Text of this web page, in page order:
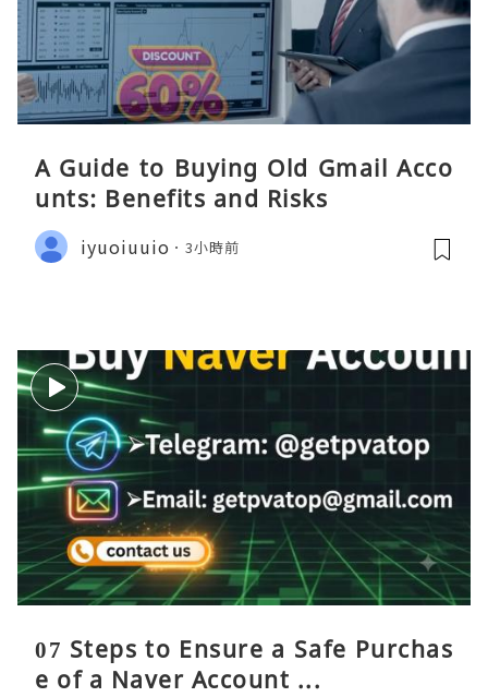
A Guide to Buying Old Gmail Acco
unts: Benefits and Risks
iyuoiuuio 3小時前
07 Steps to Ensure a Safe Purchas
e of a Naver Account ...